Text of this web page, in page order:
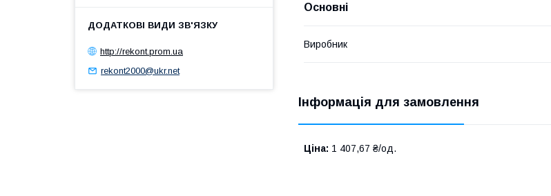
Основні
Виробник
Інформація для замовлення
Ціна: 1 407,67 ₴/од.
http://rekont.prom.ua
rekont2000@ukr.net